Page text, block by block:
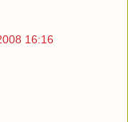
16:16